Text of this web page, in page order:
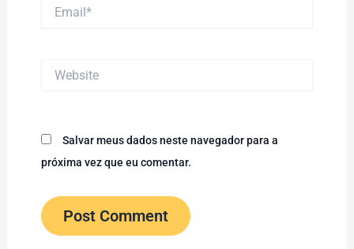
Salvar meus dados neste navegador para a
próxima vez que eu comentar.